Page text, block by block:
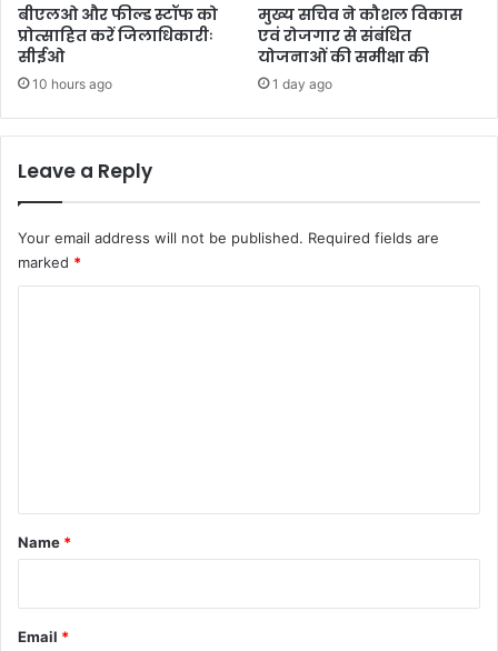
बीएलओ और फील्ड स्टॉफ को
प्रोत्साहित करें जिलाधिकारीः
सीईओ
10 hours ago
मुख्य सचिव ने कौशल विकास
एवं रोजगार से संबंधित
योजनाओं की समीक्षा की
1 day ago
Leave a Reply
Your email address will not be published. Required fields are
marked *
*
Name *
Email *